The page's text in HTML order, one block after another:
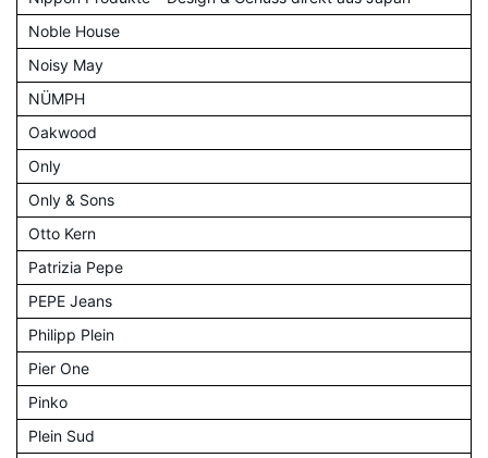
Noble House
Noisy May
NÜMPH
Oakwood
Only
Only & Sons
Otto Kern
Patrizia Pepe
PEPE Jeans
Philipp Plein
Pier One
Pinko
Plein Sud